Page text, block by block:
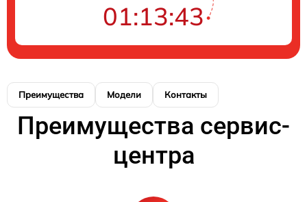
01:13:43
Преимущества Модели Контакты
Преимущества сервис-
центра